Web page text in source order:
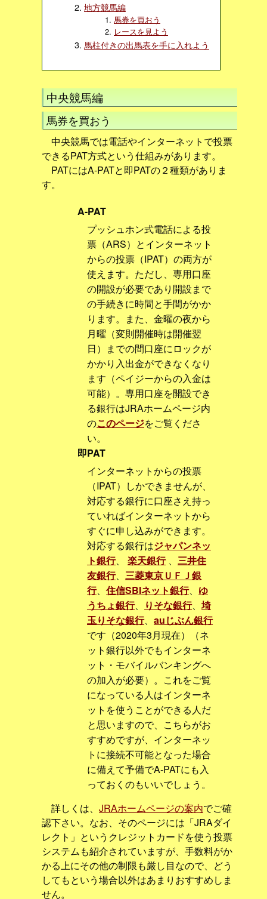
地方競馬編
馬券を買おう
レースを見よう
馬柱付きの出馬表を手に入れよう
中央競馬編
馬券を買おう
中央競馬では電話やインターネットで投票
できるPAT方式という仕組みがあります。
PATにはA-PATと即PATの２種類がありま
す。
A-PAT
プッシュホン式電話による投
票（ARS）とインターネット
からの投票（IPAT）の両方が
使えます。ただし、専用口座
の開設が必要であり開設まで
の手続きに時間と手間がかか
ります。また、金曜の夜から
月曜（変則開催時は開催翌
日）までの間口座にロックが
かかり入出金ができなくなり
ます（ペイジーからの入金は
可能）。専用口座を開設でき
る銀行はJRAホームページ内
のこのページをご覧くださ
い。
即PAT
インターネットからの投票
（IPAT）しかできませんが、
対応する銀行に口座さえ持っ
ていればインターネットから
すぐに申し込みができます。
対応する銀行はジャパンネッ
ト銀行、 楽天銀行、 三井住
友銀行、 三菱東京ＵＦＪ銀
行、 住信SBIネット銀行、 ゆ
うちょ銀行、 りそな銀行、 埼
玉りそな銀行、 auじぶん銀行
です（2020年3月現在）（ネ
ット銀行以外でもインターネ
ット・モバイルバンキングへ
の加入が必要）。これをご覧
になっている人はインターネ
ットを使うことができる人だ
と思いますので、こちらがお
すすめですが、インターネッ
トに接続不可能となった場合
に備えて予備でA-PATにも入
っておくのもいいでしょう。
詳しくは、 JRAホームページの案内でご確
認下さい。なお、そのページには「JRAダイ
レクト」というクレジットカードを使う投票
システムも紹介されていますが、手数料がか
かる上にその他の制限も厳し目なので、どう
してもという場合以外はあまりおすすめしま
せん。